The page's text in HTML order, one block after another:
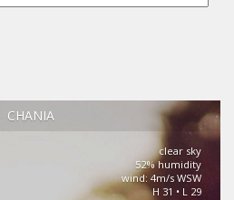
CHANIA
clear sky
52% humidity
wind: 4m/s WSW
H 31 • L 29